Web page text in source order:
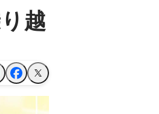
越